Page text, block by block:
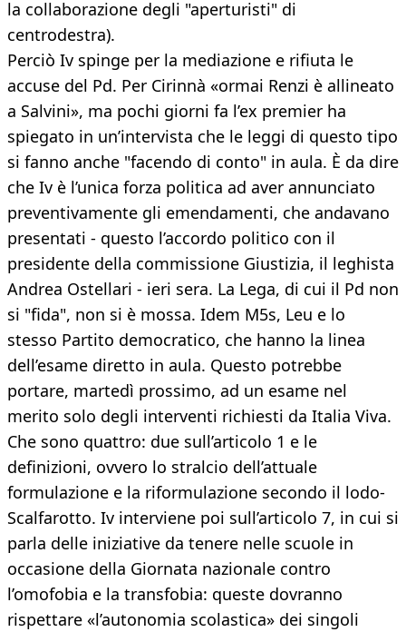
la collaborazione degli "aperturisti" di
centrodestra).
Perciò Iv spinge per la mediazione e rifiuta le
accuse del Pd. Per Cirinnà «ormai Renzi è allineato
a Salvini», ma pochi giorni fa l’ex premier ha
spiegato in un’intervista che le leggi di questo tipo
si fanno anche "facendo di conto" in aula. È da dire
che Iv è l’unica forza politica ad aver annunciato
preventivamente gli emendamenti, che andavano
presentati - questo l’accordo politico con il
presidente della commissione Giustizia, il leghista
Andrea Ostellari - ieri sera. La Lega, di cui il Pd non
si "fida", non si è mossa. Idem M5s, Leu e lo
stesso Partito democratico, che hanno la linea
dell’esame diretto in aula. Questo potrebbe
portare, martedì prossimo, ad un esame nel
merito solo degli interventi richiesti da Italia Viva.
Che sono quattro: due sull’articolo 1 e le
definizioni, ovvero lo stralcio dell’attuale
formulazione e la riformulazione secondo il lodo-
Scalfarotto. Iv interviene poi sull’articolo 7, in cui si
parla delle iniziative da tenere nelle scuole in
occasione della Giornata nazionale contro
l’omofobia e la transfobia: queste dovranno
rispettare «l’autonomia scolastica» dei singoli